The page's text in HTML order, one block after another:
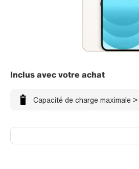
Inclus avec votre achat
Capacité de charge maximale